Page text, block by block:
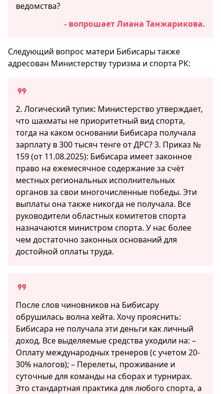
ведомства?
- вопрошает Лиана Танжарикова.
Следующий вопрос матери Бибисары также
адресован Министерству туризма и спорта РК:
2. Логический тупик: Министерство утверждает,
что шахматы не приоритетный вид спорта,
тогда на каком основании Бибисара получала
зарплату в 300 тысяч тенге от ДРС? 3. Приказ №
159 (от 11.08.2025): Бибисара имеет законное
право на ежемесячное содержание за счёт
местных региональных исполнительных
органов за свои многочисленные победы. Эти
выплаты она также никогда не получала. Все
руководители областных комитетов спорта
назначаются министром спорта. У нас более
чем достаточно законных оснований для
достойной оплаты труда.
После слов чиновников на Бибисару
обрушилась волна хейта. Хочу прояснить:
Бибисара не получала эти деньги как личный
доход. Все выделяемые средства уходили на: –
Оплату международных тренеров (с учетом 20-
30% налогов); – Перелеты, проживание и
суточные для команды на сборах и турнирах.
Это стандартная практика для любого спорта, а